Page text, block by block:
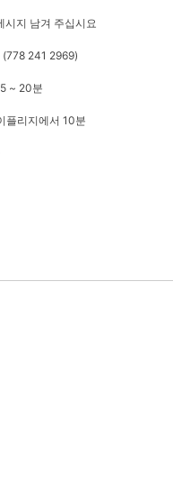
시지 남겨 주십시요
(778 241 2969)
~ 20분
플리지에서 10분